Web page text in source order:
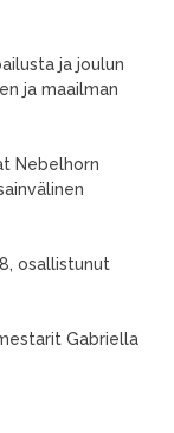
ja joulun
ja maailman
Nebelhorn
osallistunut
Gabriella